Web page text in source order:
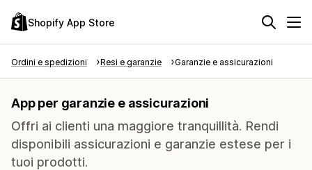
Shopify App Store
Ordini e spedizioni Resi e garanzie Garanzie e assicurazioni
App per garanzie e assicurazioni
Offri ai clienti una maggiore tranquillità. Rendi
disponibili assicurazioni e garanzie estese per i
tuoi prodotti.